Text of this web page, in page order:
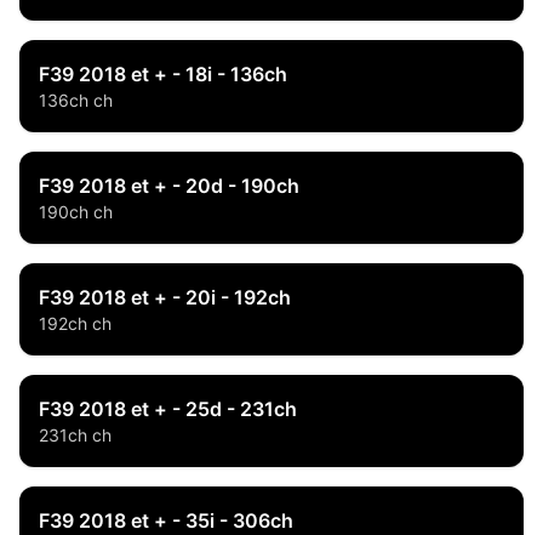
F39 2018 et + - 18i - 136ch
136ch ch
F39 2018 et + - 20d - 190ch
190ch ch
F39 2018 et + - 20i - 192ch
192ch ch
F39 2018 et + - 25d - 231ch
231ch ch
F39 2018 et + - 35i - 306ch